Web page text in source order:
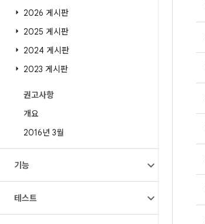
2026 게시판
2025 게시판
2024 게시판
2023 게시판
권고사항
개요
2016년 3월
기능
테스트